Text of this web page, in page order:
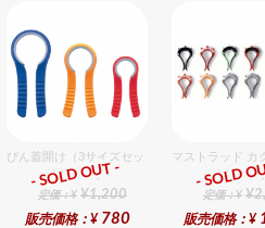
びん蓋開け（3サイズセット）
総合ﾗﾝｷﾝｸﾞ
定価：¥ ¥1,200
販売価格：¥ 780
- SOLD OUT -
マストラッド
総合ﾗﾝｷﾝ
定価：¥
販売価格：¥
- SOLD